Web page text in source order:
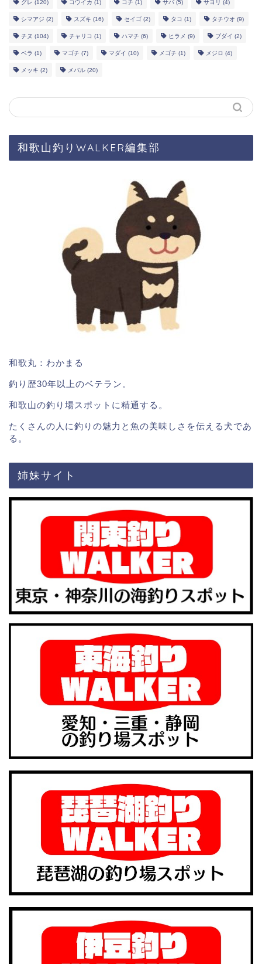
グレ (120) コウイカ (1) コチ (1) サバ (5) サヨリ (4)
シマアジ (2) スズキ (16) セイゴ (2) タコ (1) タチウオ (9)
チヌ (104) チャリコ (1) ハマチ (6) ヒラメ (9) ブダイ (2)
ベラ (1) マゴチ (7) マダイ (10) メゴチ (1) メジロ (4)
メッキ (2) メバル (20)
和歌山釣りWALKER編集部
和歌丸：わかまる
釣り歴30年以上のベテラン。
和歌山の釣り場スポットに精通する。
たくさんの人に釣りの魅力と魚の美味しさを伝える犬であ
る。
姉妹サイト